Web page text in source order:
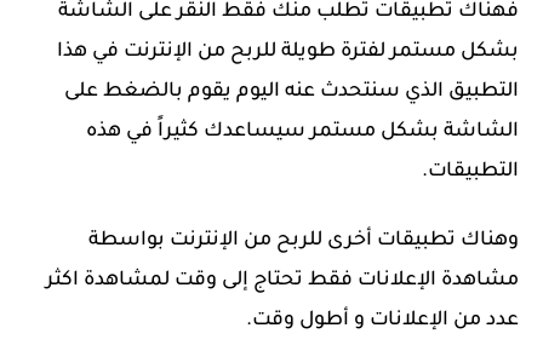
فهناك تطبيقات تطلب منك فقط النقر على الشاشة
بشكل مستمر لفترة طويلة للربح من الإنترنت في هذا
التطبيق الذي سنتحدث عنه اليوم يقوم بالضغط على
الشاشة بشكل مستمر سيساعدك كثيراً في هذه
التطبيقات.
‏وهناك تطبيقات أخرى للربح من الإنترنت بواسطة
مشاهدة الإعلانات فقط تحتاج إلى وقت لمشاهدة اكثر
عدد من الإعلانات و أطول وقت.